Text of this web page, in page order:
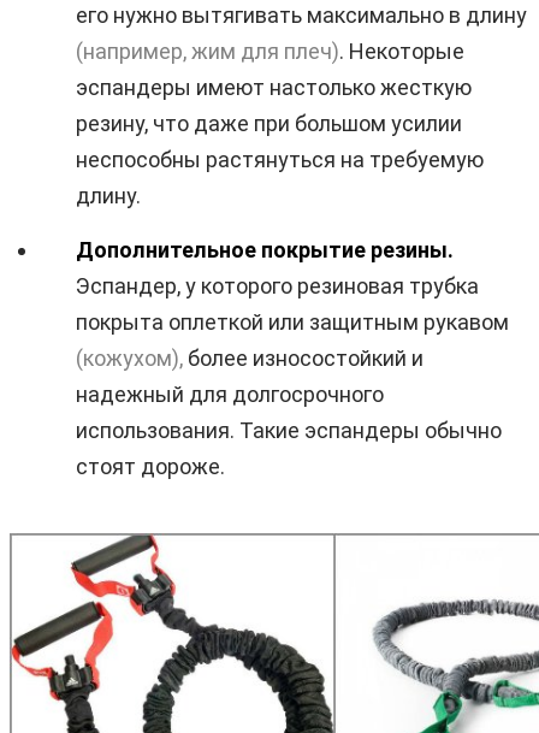
его нужно вытягивать максимально в длину
(например, жим для плеч). Некоторые
эспандеры имеют настолько жесткую
резину, что даже при большом усилии
неспособны растянуться на требуемую
длину.
Дополнительное покрытие резины.
Эспандер, у которого резиновая трубка
покрыта оплеткой или защитным рукавом
(кожухом), более износостойкий и
надежный для долгосрочного
использования. Такие эспандеры обычно
стоят дороже.